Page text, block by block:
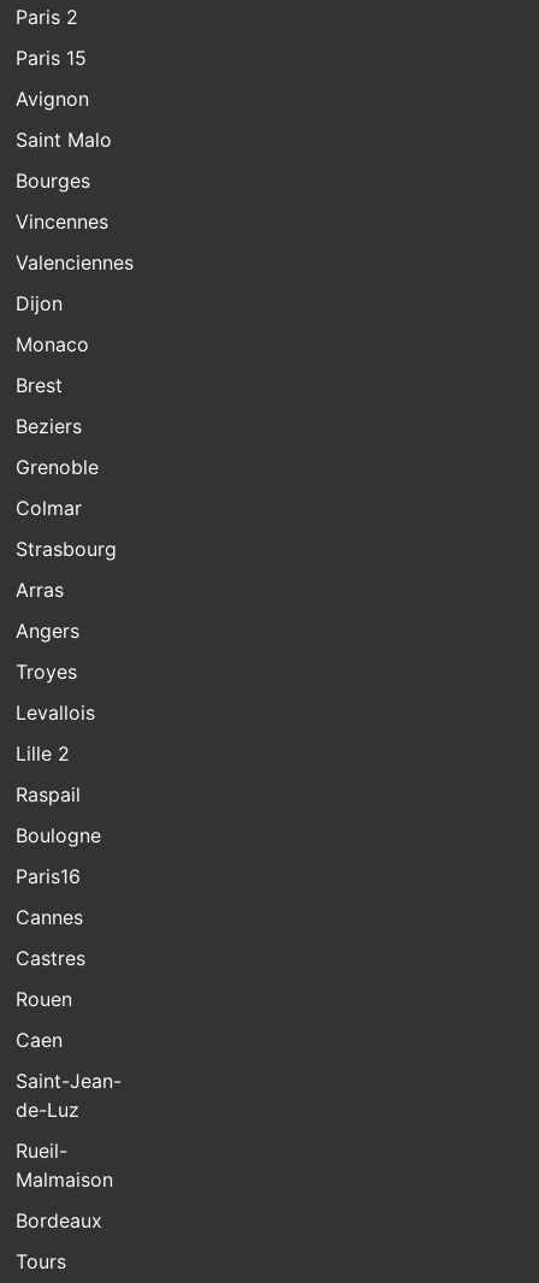
Paris 2
Paris 15
Avignon
Saint Malo
Bourges
Vincennes
Valenciennes
Dijon
Monaco
Brest
Beziers
Grenoble
Colmar
Strasbourg
Arras
Angers
Troyes
Levallois
Lille 2
Raspail
Boulogne
Paris16
Cannes
Castres
Rouen
Caen
Saint-Jean-
de-Luz
Rueil-
Malmaison
Bordeaux
Tours